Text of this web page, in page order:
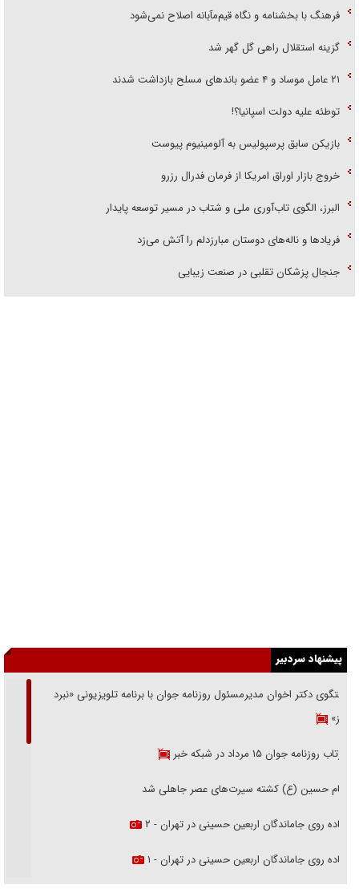
فرهنگ با بخشنامه و نگاه قیم‌مآبانه اصلاح نمی‌شود
گزینه استقلال راهی گل گهر شد
۲۱ عامل موساد و ۴ عضو باند‌های مسلح بازداشت شدند
توطئه علیه دولت اسپانیا؟!
بازیکن سابق پرسپولیس به آلومینیوم پیوست
خروج بازار اوراق امریکا از فرمان فدرال رزرو
البرز، الگوی تاب‌آوری ملی و شتاب در مسیر توسعه پایدار
فریاد‌ها و ناله‌های دوستان مبارزدلم را آتش می‌زد
جنجال پزشکان تقلبی در صنعت زیبایی
پیشنهاد سردبیر
گفتگوی دکتر اخوان مدیرمسئول روزنامه جوان با برنامه تلویزیونی «نبرد
هرمز»
بازتاب روزنامه جوان ۱۵ مرداد در شبکه خبر
امام حسین (ع) کشته سیرت‌های عصر جاهلی شد
پیاده روی جاماندگان اربعین حسینی در تهران - ۲
پیاده روی جاماندگان اربعین حسینی در تهران - ۱